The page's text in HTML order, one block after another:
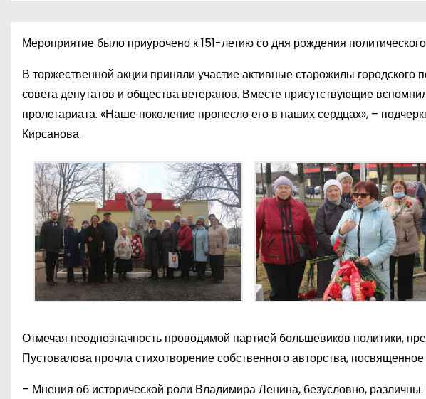
Мероприятие было приурочено к 151-летию со дня рождения
В торжественной акции приняли участие активные старожилы городского
совета депутатов и общества ветеранов. Вместе присутствующие
пролетариата. «Наше поколение пронесло его в наших сердцах», –
Кирсанова.
Отмечая неоднозначность проводимой партией большевиков политики,
Пустовалова прочла стихотворение собственного авторства,
– Мнения об исторической роли Владимира Ленина, безусловно,